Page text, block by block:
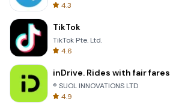
4.3
TikTok
TikTok Pte. Ltd.
4.6
inDrive. Rides with fair fares
® SUOL INNOVATIONS LTD
4.9